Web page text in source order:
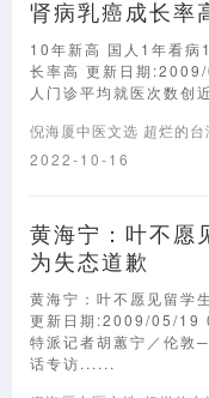
肾病乳癌成长率
10年新高 国人1年看病
长率高 更新日期
人门诊平均就医次数创
倪海厦中医文选 超烂的
2022-10-16
黄海宁：叶不愿
为失态道歉
黄海宁：叶不愿见留学
更新日期:2009/05/19
特派记者胡蕙宁／伦敦
话专访......